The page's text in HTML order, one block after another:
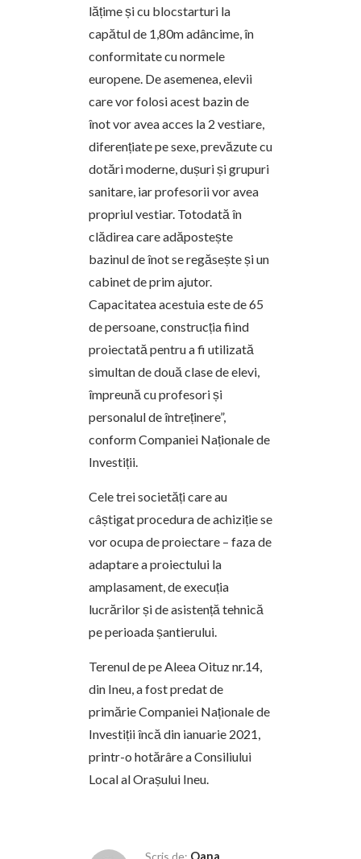
lățime și cu blocstarturi la
capătul de 1,80m adâncime, în
conformitate cu normele
europene. De asemenea, elevii
care vor folosi acest bazin de
înot vor avea acces la 2 vestiare,
diferențiate pe sexe, prevăzute cu
dotări moderne, dușuri și grupuri
sanitare, iar profesorii vor avea
propriul vestiar. Totodată în
clădirea care adăpostește
bazinul de înot se regăsește și un
cabinet de prim ajutor.
Capacitatea acestuia este de 65
de persoane, construcția fiind
proiectată pentru a fi utilizată
simultan de două clase de elevi,
împreună cu profesori și
personalul de întreținere”,
conform Companiei Naționale de
Investiții.
Cele trei societăți care au
câștigat procedura de achiziție se
vor ocupa de proiectare – faza de
adaptare a proiectului la
amplasament, de execuția
lucrărilor și de asistență tehnică
pe perioada șantierului.
Terenul de pe Aleea Oituz nr.14,
din Ineu, a fost predat de
primărie Companiei Naționale de
Investiții încă din ianuarie 2021,
printr-o hotărâre a Consiliului
Local al Orașului Ineu.
Scris de: Oana